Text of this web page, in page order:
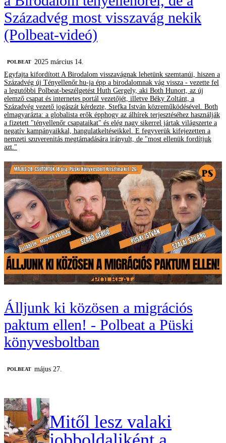
Századvég most visszavág nekik
(Polbeat-videó)
‎POLBEAT 2025 március 14.
Egyfajta kifordított A Birodalom visszavágnak lehetünk szemtanúi, hiszen a
Századvég új Tényellenőr.hu-ja épp a birodalomnak vág vissza - vezette fel
a legutóbbi Polbeat-beszélgetést Huth Gergely, aki Both Hunort, az új
elemző csapat és internetes portál vezetőjét, illetve Béky Zoltánt, a
Századvég vezető jogászát kérdezte, Stefka István közreműködésével. Both
elmagyarázta: a globalista erők épphogy az álhírek terjesztéséhez használják
a fizetett "tényellenőr csapataikat" és elég nagy sikerrel jártak világszerte a
negatív kampányaikkal, hangulatkeltéseikkel. E fegyverük kifejezetten a
nemzeti szuverenitás megtámadására irányult, de "most ellenük fordítjuk
azt."
Álljunk ki közösen a migrációs
paktum ellen! - Polbeat a Püski
könyvesboltban
‎POLBEAT május 27.
Mitől lesz valaki